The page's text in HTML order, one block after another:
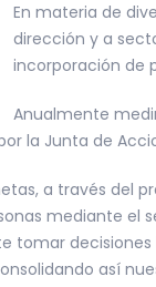
En materia de
dirección y a
incorporación de
Anualmente
la Junta de
a través del
mediante
tomar
así